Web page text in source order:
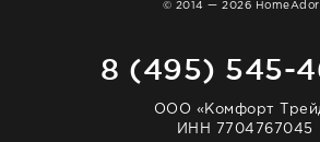
© 2014 — 2026
8 (495) 545-
ООО «Комфорт
ИНН 7704767045